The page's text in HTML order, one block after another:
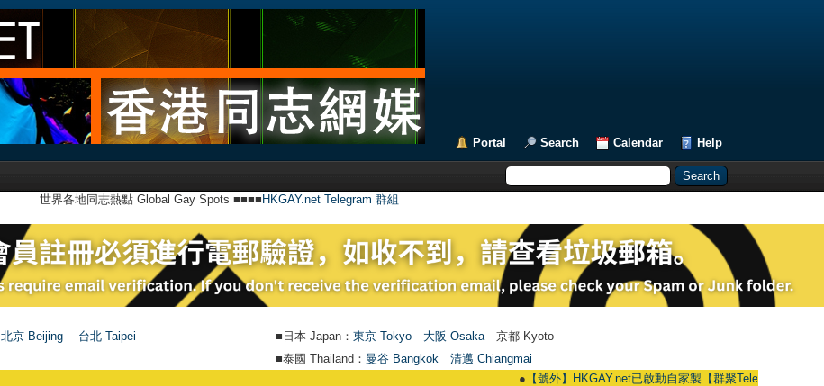
Portal Search Calendar Help
世界各地同志熱點 Global Gay Spots ■■■■ HKGAY.net Telegram 群組
北京 Beijing 台北 Taipei ■日本 Japan： 東京 Tokyo 大阪 Osaka 京都 Kyoto
■泰國 Thailand： 曼谷 Bangkok
清邁 Chiangmai
【號外】HKGAY.net已啟動自家製【群聚Telegram群組】